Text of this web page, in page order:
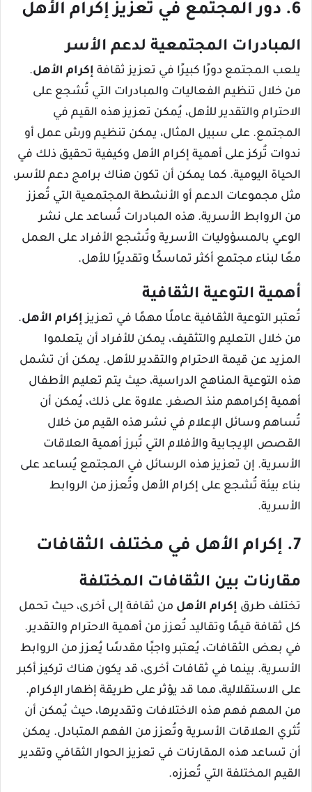
6. دور المجتمع في تعزيز إكرام الأهل
المبادرات المجتمعية لدعم الأسر
يلعب المجتمع دورًا كبيرًا في تعزيز ثقافة إكرام الأهل.
من خلال تنظيم الفعاليات والمبادرات التي تُشجع على
الاحترام والتقدير للأهل، يُمكن تعزيز هذه القيم في
المجتمع. على سبيل المثال، يمكن تنظيم ورش عمل أو
ندوات تُركز على أهمية إكرام الأهل وكيفية تحقيق ذلك في
الحياة اليومية. كما يمكن أن تكون هناك برامج دعم للأسر،
مثل مجموعات الدعم أو الأنشطة المجتمعية التي تُعزز
من الروابط الأسرية. هذه المبادرات تُساعد على نشر
الوعي بالمسؤوليات الأسرية وتُشجع الأفراد على العمل
معًا لبناء مجتمع أكثر تماسكًا وتقديرًا للأهل.
أهمية التوعية الثقافية
تُعتبر التوعية الثقافية عاملًا مهمًا في تعزيز إكرام الأهل.
من خلال التعليم والتثقيف، يمكن للأفراد أن يتعلموا
المزيد عن قيمة الاحترام والتقدير للأهل. يمكن أن تشمل
هذه التوعية المناهج الدراسية، حيث يتم تعليم الأطفال
أهمية إكرامهم منذ الصغر. علاوة على ذلك، يُمكن أن
تُساهم وسائل الإعلام في نشر هذه القيم من خلال
القصص الإيجابية والأفلام التي تُبرز أهمية العلاقات
الأسرية. إن تعزيز هذه الرسائل في المجتمع يُساعد على
بناء بيئة تُشجع على إكرام الأهل وتُعزز من الروابط
الأسرية.
7. إكرام الأهل في مختلف الثقافات
مقارنات بين الثقافات المختلفة
تختلف طرق إكرام الأهل من ثقافة إلى أخرى، حيث تحمل
كل ثقافة قيمًا وتقاليد تُعزز من أهمية الاحترام والتقدير.
في بعض الثقافات، يُعتبر واجبًا مقدسًا يُعزز من الروابط
الأسرية. بينما في ثقافات أخرى، قد يكون هناك تركيز أكبر
على الاستقلالية، مما قد يؤثر على طريقة إظهار الإكرام.
من المهم فهم هذه الاختلافات وتقديرها، حيث يُمكن أن
تُثري العلاقات الأسرية وتُعزز من الفهم المتبادل. يمكن
أن تساعد هذه المقارنات في تعزيز الحوار الثقافي وتقدير
القيم المختلفة التي تُعززه.